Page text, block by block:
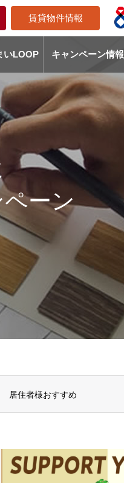
賃貸物件情報
いLOOP キャンペーン情報
ーン
居住者様おすすめ